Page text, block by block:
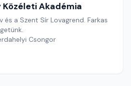
Akadémia
és a Szent Sír Lovagrend. Farkas
Csongor